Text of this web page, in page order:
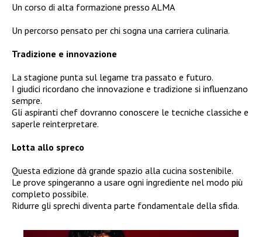
Un corso di alta formazione presso ALMA
Un percorso pensato per chi sogna una carriera culinaria.
Tradizione e innovazione
La stagione punta sul legame tra passato e futuro.
I giudici ricordano che innovazione e tradizione si influenzano
sempre.
Gli aspiranti chef dovranno conoscere le tecniche classiche e
saperle reinterpretare.
Lotta allo spreco
Questa edizione dà grande spazio alla cucina sostenibile.
Le prove spingeranno a usare ogni ingrediente nel modo più
completo possibile.
Ridurre gli sprechi diventa parte fondamentale della sfida.